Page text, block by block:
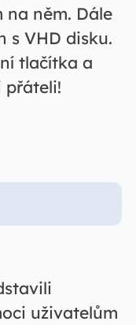
na něm. Dále
s VHD disku.
tlačítka a
přáteli!
uživatelům